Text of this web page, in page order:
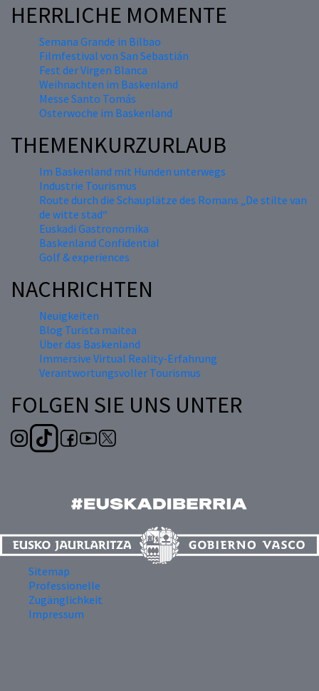
HERRLICHE MOMENTE
Semana Grande in Bilbao
Filmfestival von San Sebastián
Fest der Virgen Blanca
Weihnachten im Baskenland
Messe Santo Tomás
Osterwoche im Baskenland
THEMENKURZURLAUB
Im Baskenland mit Hunden unterwegs
Industrie Tourismus
Route durch die Schauplätze des Romans „De stilte van
de witte stad“
Euskadi Gastronomika
Baskenland Confidential
Golf & experiences
NACHRICHTEN
Neuigkeiten
Blog Turista maitea
Über das Baskenland
Immersive Virtual Reality-Erfahrung
Verantwortungsvoller Tourismus
FOLGEN SIE UNS UNTER
Sitemap
Professionelle
Zugänglichkeit
Impressum